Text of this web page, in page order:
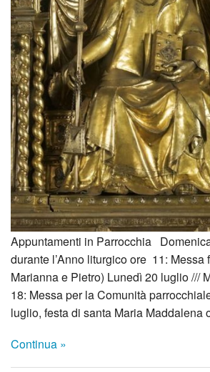
Appuntamenti in Parrocchia
durante l’Anno liturgico ore 11: Messa
Marianna e Pietro) Lunedì 20 luglio ///
18: Messa per la Comunità
luglio, festa di santa Maria Maddalena
Continua »